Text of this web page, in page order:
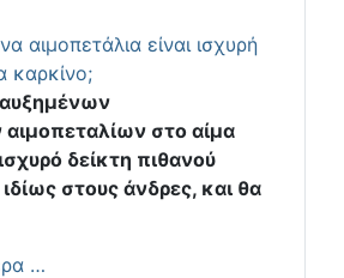
αιμοπετάλια είναι ισχυρή
καρκίνο;
στο αίμα
δείκτη πιθανού
στους άνδρες, και θα
…